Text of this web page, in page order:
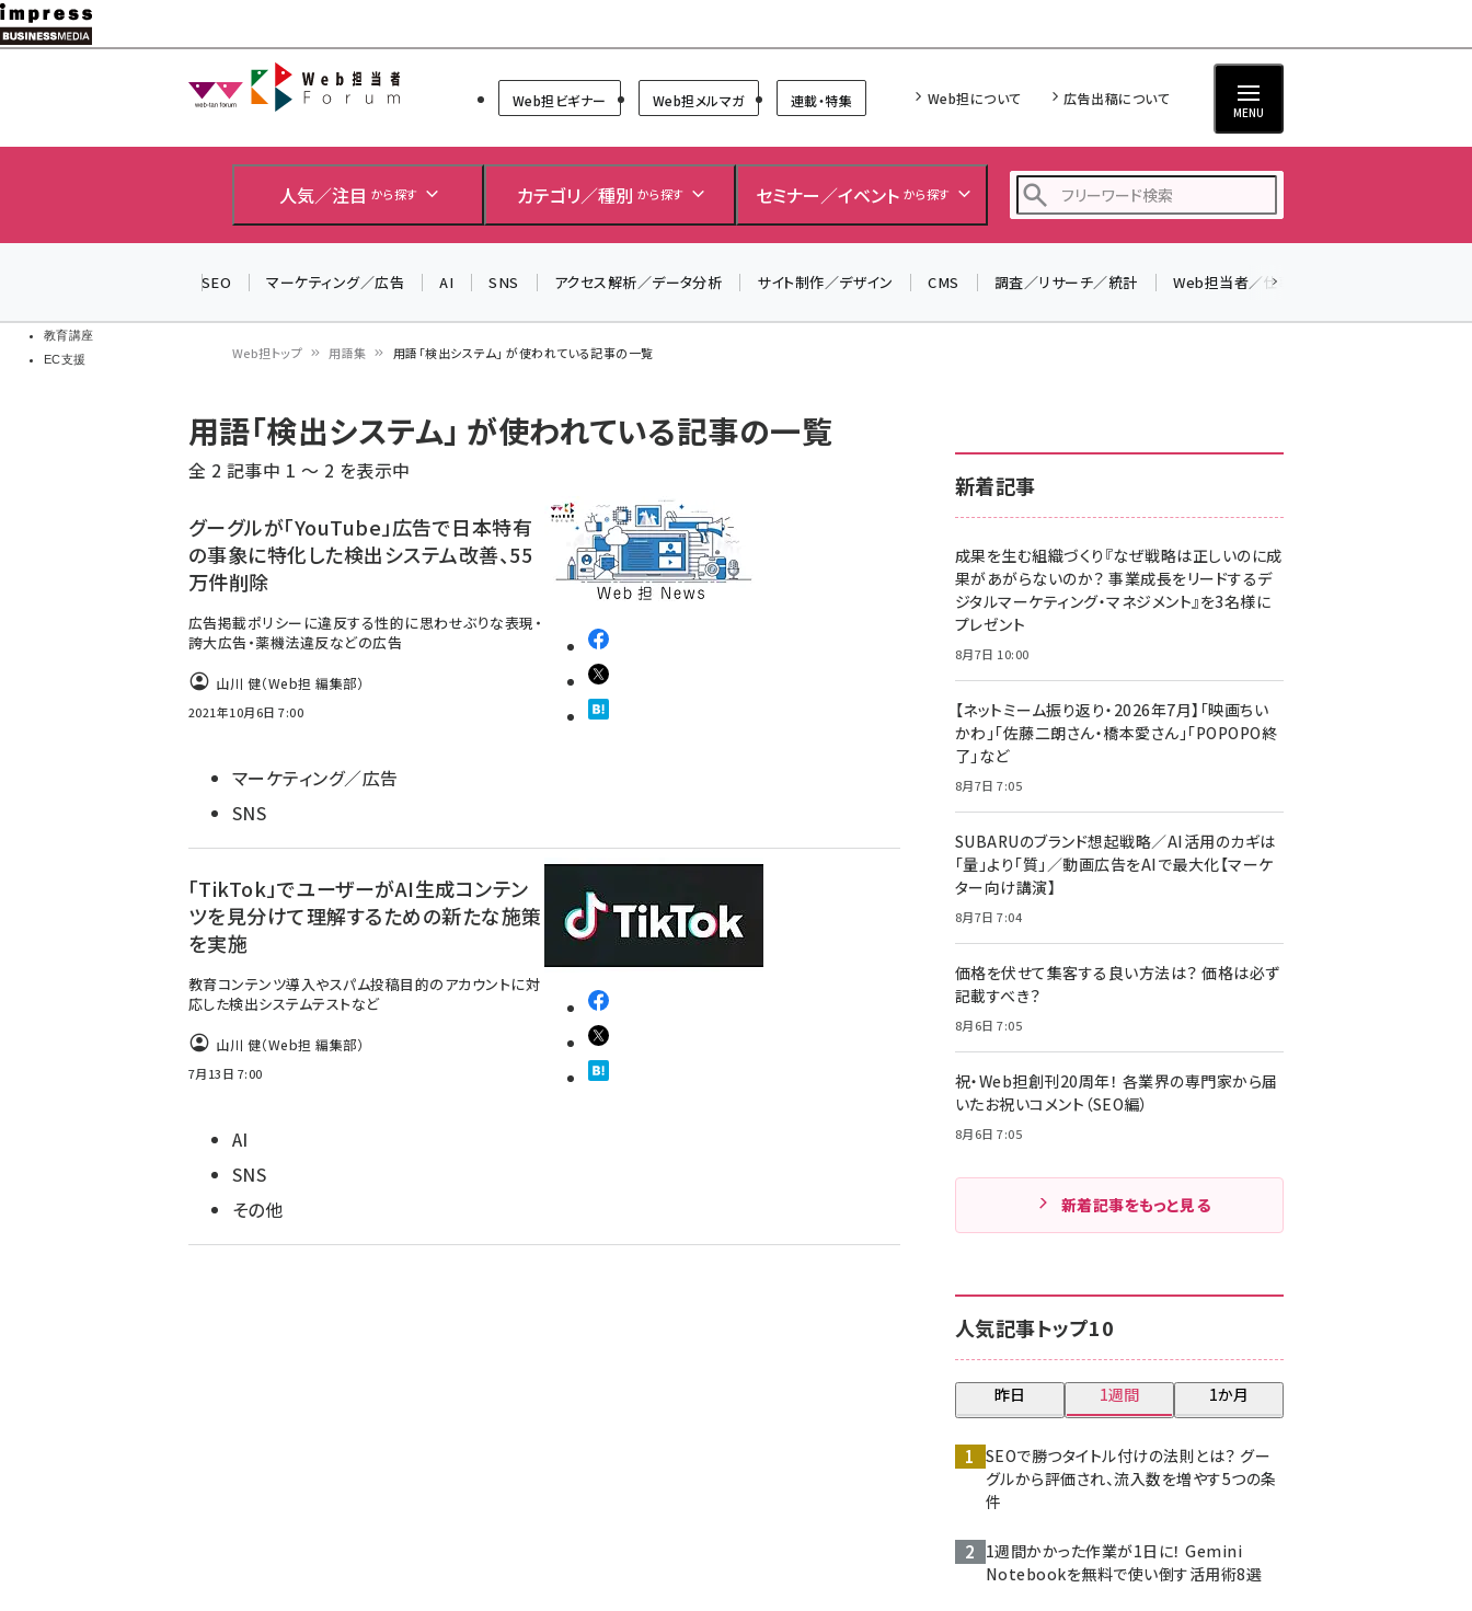
メ
イ
教育講座
EC支援
Web担当者Forum
Web担ビギナー Web担メルマガ 連載・特集 Web担について 広告出稿について
MENU
人気／注目 から探す カテゴリ／種別 から探す セミナー／イベント から探す
z世代 (1623)
meo (1277)
llmo (1167)
SEO マーケティング／広告 AI SNS アクセス解析／データ分析 サイト制作／デザイン CMS 調査／リサーチ／統計 Web担当者／仕事
ン
く
ず
Web担トップ 用語集 用語「検出システム」 が使われている記事の一覧
用語「検出システム」 が使われている記事の一覧
全 2 記事中 1 ～ 2 を表示中
グーグルが「YouTube」広告で日本特有
の事象に特化した検出システム改善、55
万件削除
広告掲載ポリシーに違反する性的に思わせぶりな表現・
誇大広告・薬機法違反などの広告
山川 健（Web担 編集部）
2021年10月6日 7:00
マーケティング／広告
SNS
「TikTok」でユーザーがAI生成コンテン
ツを見分けて理解するための新たな施策
を実施
教育コンテンツ導入やスパム投稿目的のアカウントに対
応した検出システムテストなど
山川 健（Web担 編集部）
7月13日 7:00
AI
SNS
その他
新着記事
成果を生む組織づくり『なぜ戦略は正しいのに成
果があがらないのか？ 事業成長をリードするデ
ジタルマーケティング・マネジメント』を3名様に
プレゼント
8月7日 10:00
【ネットミーム振り返り・2026年7月】「映画ちい
かわ」「佐藤二朗さん・橋本愛さん」「POPOPO終
了」など
8月7日 7:05
SUBARUのブランド想起戦略／AI活用のカギは
「量」より「質」／動画広告をAIで最大化【マーケ
ター向け講演】
8月7日 7:04
価格を伏せて集客する良い方法は？ 価格は必ず
記載すべき？
8月6日 7:05
祝・Web担創刊20周年！ 各業界の専門家から届
いたお祝いコメント（SEO編）
8月6日 7:05
新着記事をもっと見る
人気記事トップ10
昨日 1週間 1か月
SEOで勝つタイトル付けの法則とは？ グー
グルから評価され、流入数を増やす5つの条
件
1週間かかった作業が1日に！ Gemini
Notebookを無料で使い倒す活用術8選